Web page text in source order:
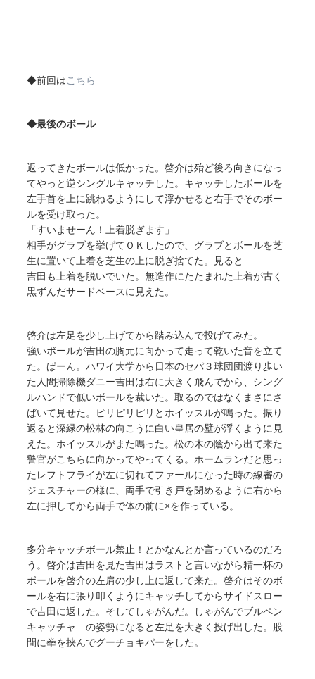
◆前回はこちら
◆最後のボール
返ってきたボールは低かった。啓介は殆ど後ろ向きになっ
てやっと逆シングルキャッチした。キャッチしたボールを
左手首を上に跳ねるようにして浮かせると右手でそのボー
ルを受け取った。
「すいませーん！上着脱ぎます」
相手がグラブを挙げてＯＫしたので、グラブとボールを芝
生に置いて上着を芝生の上に脱ぎ捨てた。見ると
吉田も上着を脱いでいた。無造作にたたまれた上着が古く
黒ずんだサードベースに見えた。
啓介は左足を少し上げてから踏み込んで投げてみた。
強いボールが吉田の胸元に向かって走って乾いた音を立て
た。ぱーん。ハワイ大学から日本のセパ３球団団渡り歩い
た人間掃除機ダニー吉田は右に大きく飛んでから、シング
ルハンドで低いボールを裁いた。取るのではなくまさにさ
ばいて見せた。ピリピリピリとホイッスルが鳴った。振り
返ると深緑の松林の向こうに白い皇居の壁が浮くように見
えた。ホイッスルがまた鳴った。松の木の陰から出て来た
警官がこちらに向かってやってくる。ホームランだと思っ
たレフトフライが左に切れてファールになった時の線審の
ジェスチャーの様に、両手で引き戸を閉めるように右から
左に押してから両手で体の前に×を作っている。
多分キャッチボール禁止！とかなんとか言っているのだろ
う。啓介は吉田を見た吉田はラストと言いながら精一杯の
ボールを啓介の左肩の少し上に返して来た。啓介はそのボ
ールを右に張り叩くようにキャッチしてからサイドスロー
で吉田に返した。そしてしゃがんだ。しゃがんでブルペン
キャッチャ―の姿勢になると左足を大きく投げ出した。股
間に拳を挟んでグーチョキパーをした。